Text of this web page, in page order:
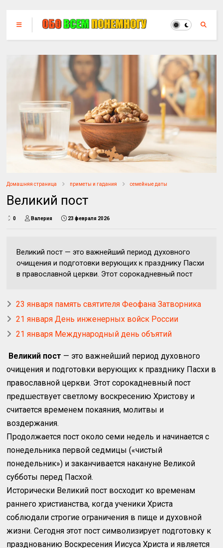
Домашняя страница приметы и гадания семейные даты
Великий пост
0 Валерия 23 февраля 2026
Великий пост — это важнейший период духовного
очищения и подготовки верующих к празднику Пасхи
в православной церкви. Этот сорокадневный пост
23 января память святителя Феофана Затворника
21 января День инженерных войск России
21 января Международный день объятий
Великий пост — это важнейший период духовного
очищения и подготовки верующих к празднику Пасхи в
православной церкви. Этот сорокадневный пост
предшествует светлому воскресению Христову и
считается временем покаяния, молитвы и
воздержания.
Продолжается пост около семи недель и начинается с
понедельника первой седмицы («чистый
понедельник») и заканчивается накануне Великой
субботы перед Пасхой.
Исторически Великий пост восходит ко временам
раннего христианства, когда ученики Христа
соблюдали строгие ограничения в пище и духовной
жизни. Сегодня этот пост символизирует подготовку к
празднованию Воскресения Иисуса Христа и является